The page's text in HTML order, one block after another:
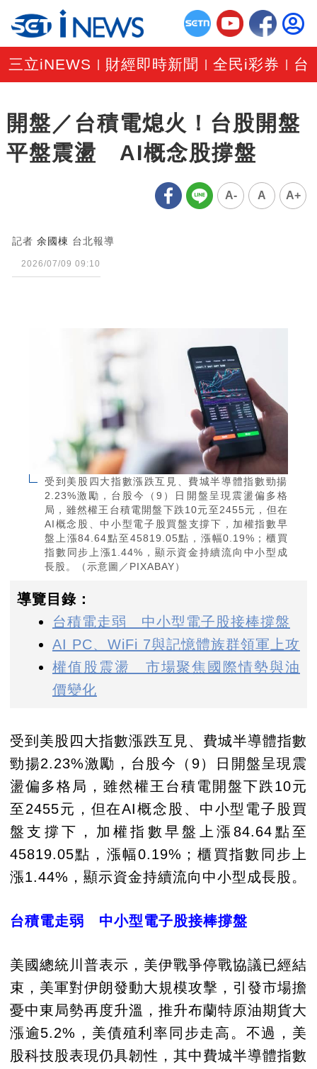
三立iNEWS 財經即時新聞 |全民i彩券 台
開盤／台積電熄火！台股開盤
平盤震盪 AI概念股撐盤
A- A A+
記者 余國棟 台北報導
2026/07/09 09:10
受到美股四大指數漲跌互見、費城半導體指數勁揚
2.23%激勵，台股今（9）日開盤呈現震盪偏多格
局，雖然權王台積電開盤下跌10元至2455元，但在
AI概念股、中小型電子股買盤支撐下，加權指數早
盤上漲84.64點至45819.05點，漲幅0.19%；櫃買
指數同步上漲1.44%，顯示資金持續流向中小型成
長股。（示意圖／PIXABAY）
導覽目錄：
台積電走弱 中小型電子股接棒撐盤
AI PC、WiFi 7與記憶體族群領軍上攻
權值股震盪 市場聚焦國際情勢與油
價變化
受到美股四大指數漲跌互見、費城半導體指數
勁揚2.23%激勵，台股今（9）日開盤呈現震
盪偏多格局，雖然權王台積電開盤下跌10元
至2455元，但在AI概念股、中小型電子股買
盤支撐下，加權指數早盤上漲84.64點至
45819.05點，漲幅0.19%；櫃買指數同步上
漲1.44%，顯示資金持續流向中小型成長股。
台積電走弱 中小型電子股接棒撐盤
美國總統川普表示，美伊戰爭停戰協議已經結
束，美軍對伊朗發動大規模攻擊，引發市場擔
憂中東局勢再度升溫，推升布蘭特原油期貨大
漲逾5.2%，美債殖利率同步走高。不過，美
股科技股表現仍具韌性，其中費城半導體指數